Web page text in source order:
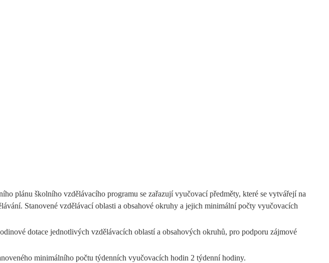
plánu školního vzdělávacího programu se zařazují vyučovací předměty, které se vytvářejí na
Stanovené vzdělávací oblasti a obsahové okruhy a jejich minimální počty vyučovacích
dotace jednotlivých vzdělávacích oblastí a obsahových okruhů, pro podporu zájmové
minimálního počtu týdenních vyučovacích hodin 2 týdenní hodiny.